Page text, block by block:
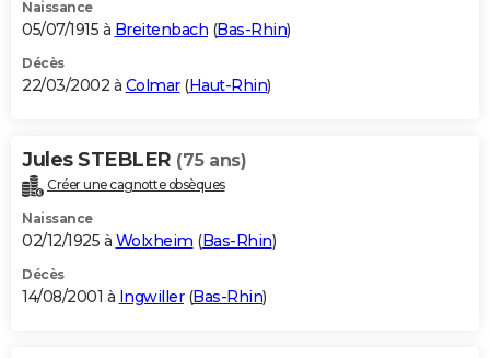
Naissance
05/07/1915 à Breitenbach (Bas-Rhin)
Décès
22/03/2002 à Colmar(Haut-Rhin)
Jules STEBLER (75 ans)
Créer une cagnotte obsèques
Naissance
02/12/1925 à Wolxheim (Bas-Rhin)
Décès
14/08/2001 à Ingwiller(Bas-Rhin)